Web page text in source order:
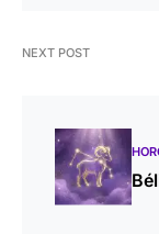
NEXT POST